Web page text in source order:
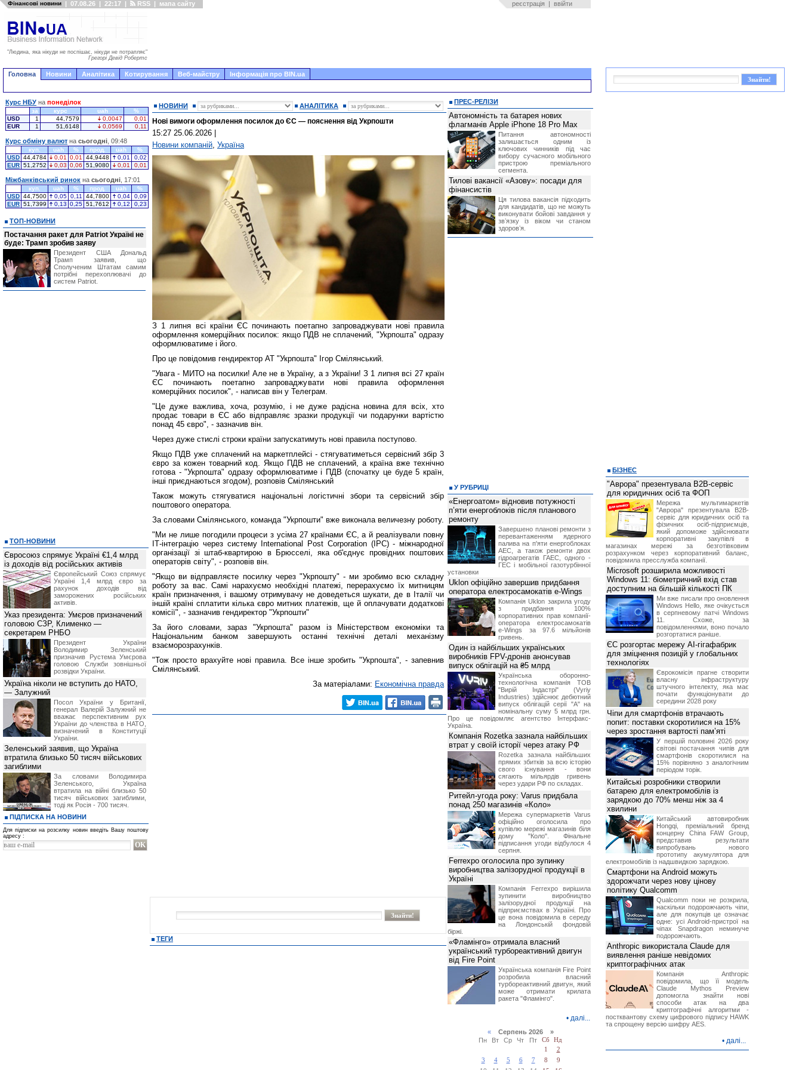
Фінансові новини | 07.08.26 | 22:17 | RSS | мапа сайту реєстрація | ввійти
"Людина, яка нікуди не поспішає, нікуди не потрапляє"
Грегорі Девід Робертс
Головна Новини Аналітика Котирування Веб-майстру Інформація про BIN.ua
НОВИНИ АНАЛІТИКА
Нові вимоги оформлення посилок до ЄС — пояснення від Укрпошти
15:27 25.06.2026
Новини компаній, Україна
З 1 липня всі країни ЄС починають поетапно запроваджувати нові правила
оформлення комерційних посилок: якщо ПДВ не сплачений, "Укрпошта" одразу
оформлюватиме і його.
Про це повідомив гендиректор АТ "Укрпошта" Ігор Смілянський.
"Увага - МИТО на посилки! Але не в Україну, а з України! З 1 липня всі 27 країн
ЄС починають поетапно запроваджувати нові правила оформлення
комерційних посилок", - написав він у Телеграм.
"Це дуже важлива, хоча, розумію, і не дуже радісна новина для всіх, хто
продає товари в ЄС або відправляє зразки продукції чи подарунки вартістю
понад 45 євро", - зазначив він.
Через дуже стислі строки країни запускатимуть нові правила поступово.
Якщо ПДВ уже сплачений на маркетплейсі - стягуватиметься сервісний збір 3
євро за кожен товарний код. Якщо ПДВ не сплачений, а країна вже технічно
готова - "Укрпошта" одразу оформлюватиме і ПДВ (спочатку це буде 5 країн,
інші приєднаються згодом), розповів Смілянський
Також можуть стягуватися національні логістичні збори та сервісний збір
поштового оператора.
За словами Смілянського, команда "Укрпошти" вже виконала величезну роботу.
"Ми не лише погодили процеси з усіма 27 країнами ЄС, а й реалізували повну
ІТ-інтеграцію через систему International Post Corporation (IPC) - міжнародної
організації зі штаб-квартирою в Брюсселі, яка об'єднує провідних поштових
операторів світу", - розповів він.
"Якщо ви відправляєте посилку через "Укрпошту" - ми зробимо всю складну
роботу за вас. Самі нарахуємо необхідні платежі, перерахуємо їх митницям
країн призначення, і вашому отримувачу не доведеться шукати, де в Італії чи
іншій країні сплатити кілька євро митних платежів, ще й оплачувати додаткові
комісії", - зазначив гендиректор "Укрпошти"
За його словами, зараз "Укрпошта" разом із Міністерством економіки та
Національним банком завершують останні технічні деталі механізму
взаєморозрахунків.
"Тож просто врахуйте нові правила. Все інше зробить "Укрпошта", - запевнив
Смілянський.
За матеріалами: Економічна правда
ТЕГИ
Курс НБУ на понеділок
за курс uah
%
USD
1 44,7579 0,0047
0,01
EUR
1 51,6148 0,0569 0,11
Курс обміну валют на сьогодні , 09:48
куп. uah % прод. uah
%
USD 44,4784 0,01 0,01 44,9448 0,01
0,02
EUR 51,2752 0,03 0,06 51,9080 0,01 0,01
Міжбанківський ринок на сьогодні , 17:01
куп. uah % прод. uah
%
USD 44,7500 0,05 0,11 44,7800 0,04
0,09
EUR 51,7399 0,13 0,25 51,7612 0,12 0,23
ТОП-НОВИНИ
Постачання ракет для Patriot Україні не
буде: Трамп зробив заяву
Президент США Дональд
Трамп заявив, що
Сполученим Штатам самим
потрібні перехоплювачі до
систем Patriot.
ТОП-НОВИНИ
Євросоюз спрямує Україні €1,4 млрд
із доходів від російських активів
Європейський Союз спрямує
Україні 1,4 млрд євро за
рахунок доходів від
заморожених російських
активів.
Указ президента: Умєров призначений
головою СЗР, Клименко —
секретарем РНБО
Президент України
Володимир Зеленський
призначив Pустема Умєрова
головою Служби зовнішньої
розвідки України.
Україна ніколи не вступить до НАТО,
— Залужний
Посол України у Британії,
генерал Валерій Залужний не
вважає перспективним рух
України до членства в НАТО,
визначений в Конституції
України.
Зеленський заявив, що Україна
втратила близько 50 тисяч військових
загиблими
За словами Володимира
Зеленського, Україна
втратила на війні близько 50
тисяч військових загиблими,
тоді як Росія - 700 тисяч.
ПІДПИСКА НА НОВИНИ
Для підписки на розсилку новин введіть Вашу поштову
адресу :
ПРЕС-РЕЛІЗИ
Автономність та батарея нових
флагманів Apple iPhone 18 Pro Max
Питання автономності
залишається одним із
ключових чинників під час
вибору сучасного мобільного
пристрою преміального
сегмента.
Тилові вакансії «Азову»: посади для
фінансистів
Ця тилова вакансія підходить
для кандидатів, що не можуть
виконувати бойові завдання у
звʼязку із віком чи станом
здоровʼя.
У РУБРИЦІ
«Енергоатом» відновив потужності
п’яти енергоблоків після планового
ремонту
Завершено планові ремонти з
перевантаженням ядерного
палива на п'яти енергоблоках
АЕС, а також ремонти двох
гідроагрегатів ГАЕС, одного -
ГЕС і мобільної газотурбінної
установки
Uklon офіційно завершив придбання
оператора електросамокатів e-Wings
Компанія Uklon закрила угоду
з придбання 100%
корпоративних прав компанії-
оператора електросамокатів
e-Wings за 97.6 мільйонів
гривень.
Один із найбільших українських
виробників FPV-дронів анонсував
випуск облігацій на ₴5 млрд
Українська оборонно-
технологічна компанія ТОВ
"Вирій Індастрі" (Vyriy
Industries) здійснює дебютний
випуск облігацій серії "А" на
номінальну суму 5 млрд грн.
Про це повідомляє агентство Інтерфакс-
Україна.
Компанія Rozetka зазнала найбільших
втрат у своїй історії через атаку РФ
Rozetka зазнала найбільших
прямих збитків за всю історію
свого існування - вони
сягають мільярдів гривень
через удари РФ по складах.
Ритейл-угода року: Varus придбала
понад 250 магазинів «Коло»
Мережа супермаркетів Varus
офіційно оголосила про
купівлю мережі магазинів біля
дому "Коло". Фінальне
підписання угоди відбулося 4
серпня.
Ferrexpo оголосила про зупинку
виробництва залізорудної продукції в
Україні
Компанія Ferrexpo вирішила
зупинити виробництво
залізорудної продукції на
підприємствах в Україні. Про
це вона повідомила в середу
на Лондонській фондовій
біржі.
«Фламінго» отримала власний
український турбореактивний двигун
від Fire Point
Українська компанія Fire Point
розробила власний
турбореактивний двигун, який
може отримати крилата
ракета "Фламінго".
• далі...
«Серпень 2026 »
Пн
Вт Ср Чт Пт Сб
Нд
1
2
3
4 5 6 7 8
9
БІЗНЕС
"Аврора" презентувала B2B-сервіс
для юридичних осіб та ФОП
Мережа мультимаркетів
"Аврора" презентувала B2B-
сервіс для юридичних осіб та
фізичних осіб-підприємців,
який допоможе здійснювати
корпоративні закупівлі в
магазинах мережі за безготівковим
розрахунком через корпоративний баланс,
повідомила пресслужба компанії.
Microsoft розширила можливості
Windows 11: біометричний вхід став
доступним на більшій кількості ПК
Ми вже писали про оновлення
Windows Hello, яке очікується
в серпневому патчі Windows
11. Схоже, за
повідомленнями, воно почало
розгортатися раніше.
ЄС розгортає мережу AI-гігафабрик
для зміцнення позицій у глобальних
технологіях
Єврокомісія прагне створити
власну інфраструктуру
штучного інтелекту, яка має
почати функціонувати до
середини 2028 року
Чіпи для смартфонів втрачають
попит: поставки скоротилися на 15%
через зростання вартості пам’яті
У першій половині 2026 року
світові постачання чипів для
смартфонів скоротилися на
15% порівняно з аналогічним
періодом торік.
Китайські розробники створили
батарею для електромобілів із
зарядкою до 70% менш ніж за 4
хвилини
Китайський автовиробник
Hongqi, преміальний бренд
концерну China FAW Group,
представив результати
випробувань нового
прототипу акумулятора для
електромобілів із надшвидкою зарядкою.
Смартфони на Android можуть
здорожчати через нову цінову
політику Qualcomm
Qualcomm поки не розкрила,
наскільки подорожчають чіпи,
але для покупців це означає
одне: усі Android-пристрої на
чіпах Snapdragon неминуче
подорожчають.
Anthropic використала Claude для
виявлення раніше невідомих
криптографічних атак
Компанія Anthropic
повідомила, що її модель
Claude Mythos Preview
допомогла знайти нові
способи атак на два
криптографічні алгоритми -
постквантову схему цифрового підпису HAWK
та спрощену версію шифру AES.
• далі...